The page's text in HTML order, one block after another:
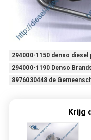
294000-1150 denso diesel
294000-1190 Denso
8976030448 de
Krijg